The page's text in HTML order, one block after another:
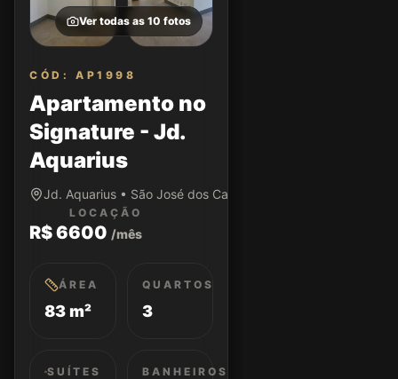
Ver todas as 10 fotos
CÓD: AP1998
Apartamento no
Signature - Jd.
Aquarius
Jd. Aquarius • São José dos Campos/SP
LOCAÇÃO
R$ 6600 /mês
ÁREA
83 m²
QUARTOS
3
SUÍTES BANHEIROS